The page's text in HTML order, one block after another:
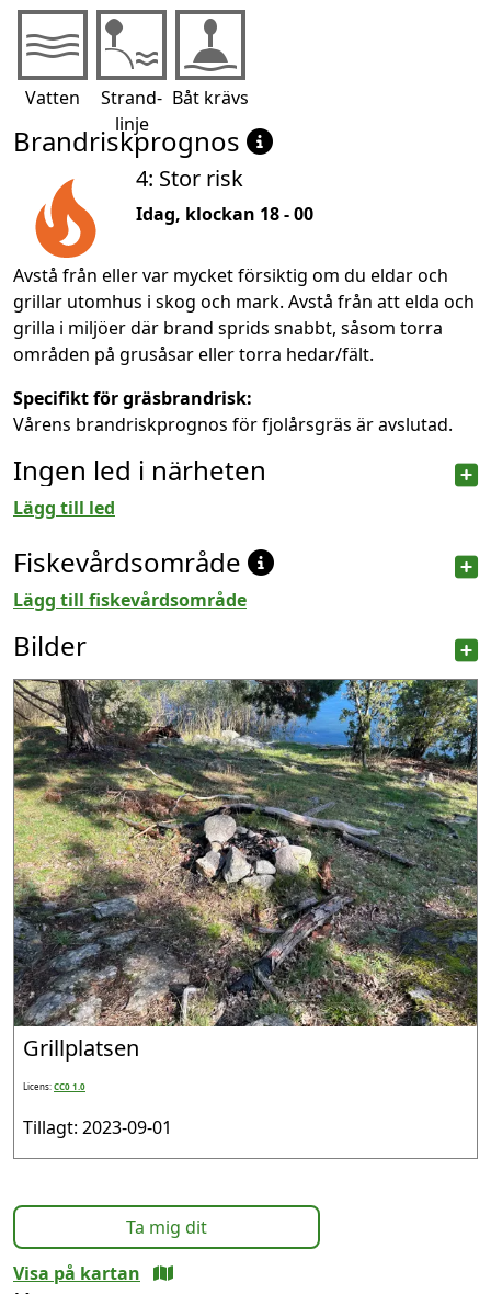
Vatten
Strand-
linje
Båt krävs
Brandriskprognos
4: Stor risk
Idag, klockan 18 - 00
Avstå från eller var mycket försiktig om du eldar och
grillar utomhus i skog och mark. Avstå från att elda och
grilla i miljöer där brand sprids snabbt, såsom torra
områden på grusåsar eller torra hedar/fält.
Specifikt för gräsbrandrisk:
Vårens brandriskprognos för fjolårsgräs är avslutad.
Ingen led i närheten
Lägg till led
Fiskevårdsområde
Lägg till fiskevårdsområde
Bilder
Grillplatsen
Licens:CC0 1.0
Tillagt: 2023-09-01
Ta mig dit
Visa på kartan